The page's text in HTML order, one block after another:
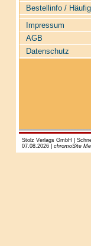
Bestellinfo /
Impressum
AGB
Datenschutz
Stolz Verlags GmbH |
07.08.2026 | chromoSite